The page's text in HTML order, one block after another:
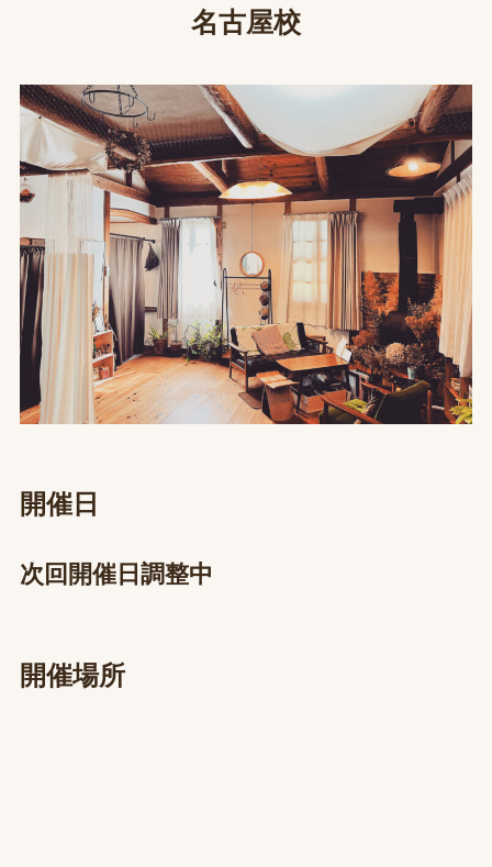
名古屋校
開催日
次回開催日調整中
開催場所